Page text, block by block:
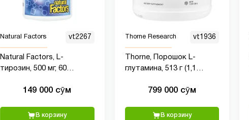
Natural Factors vt2267
Natural Factors, L-
тирозин, 500 мг, 60
149 000 сӯм
В корзину
Thorne Research vt1936
Thorne, Порошок L-
глутамина, 513 г (1,1
799 000 сӯм
В корзину